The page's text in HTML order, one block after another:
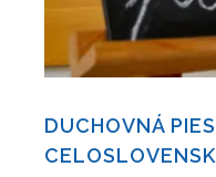
DUCHOVNÁ